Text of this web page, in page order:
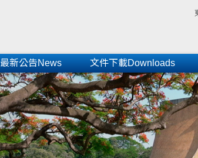
最新公告News 文件下載Downloads